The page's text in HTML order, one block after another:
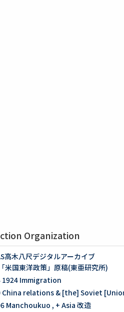
Organization
高木八尺デジタルアーカイブ
米国東洋政策」原稿(東亜研究所)
1924 Immigration
China relations & [the] Soviet
Manchoukuo , + Asia 改造